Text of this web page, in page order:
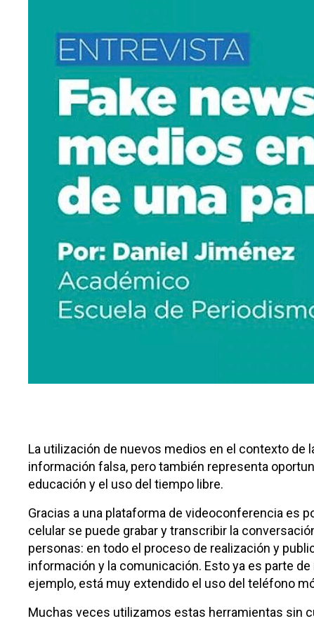
La utilización de nuevos medios en el contexto de
información falsa, pero también representa
educación y el uso del tiempo libre.
Gracias a una plataforma de videoconferencia es
celular se puede grabar y transcribir la
personas: en todo el proceso de realización y
información y la comunicación. Esto ya es parte
ejemplo, está muy extendido el uso del teléfono
Muchas veces utilizamos estas herramientas sin